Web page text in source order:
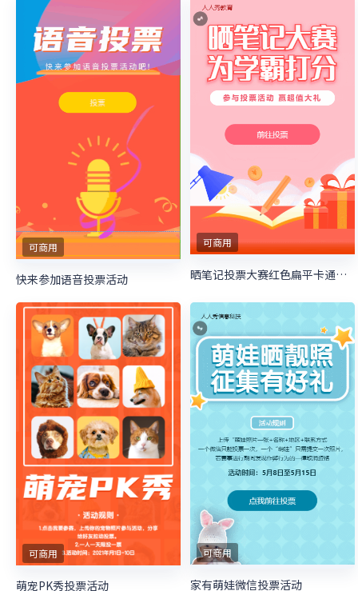
可商用
快来参加语音投票活动
可商用
晒笔记投票大赛红色扁平卡通风格微信投票活动
可商用
萌宠PK秀投票活动
可商用
家有萌娃微信投票活动